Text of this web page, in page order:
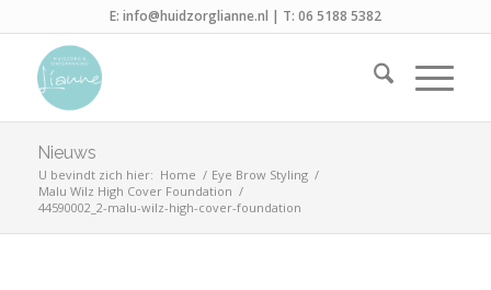
E: info@huidzorglianne.nl | T: 06 5188 5382
Nieuws
U bevindt zich hier: Home / Eye Brow Styling /
Malu Wilz High Cover Foundation /
44590002_2-malu-wilz-high-cover-foundation